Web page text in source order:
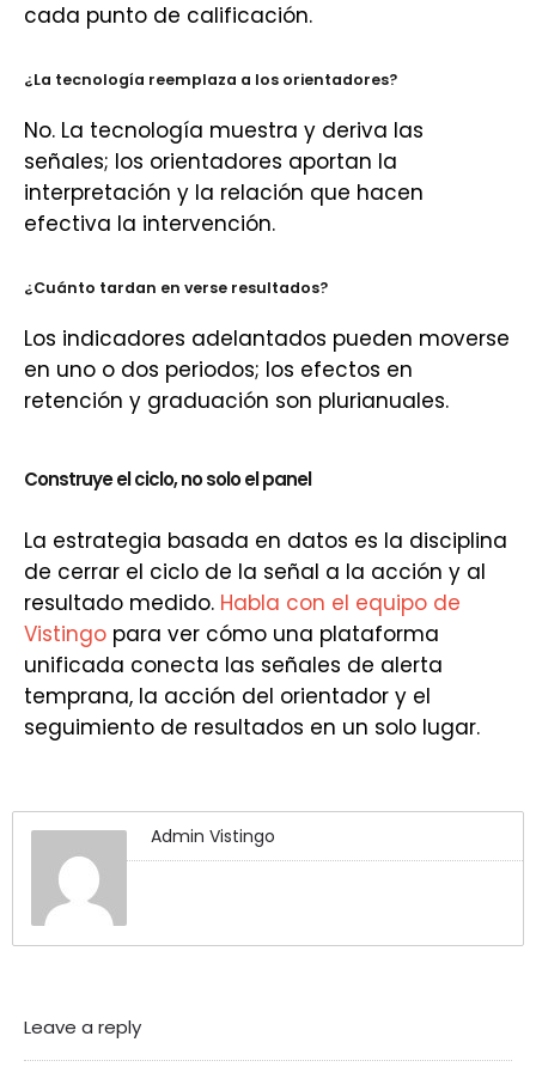
cada punto de calificación.
¿La tecnología reemplaza a los orientadores?
No. La tecnología muestra y deriva las
señales; los orientadores aportan la
interpretación y la relación que hacen
efectiva la intervención.
¿Cuánto tardan en verse resultados?
Los indicadores adelantados pueden moverse
en uno o dos periodos; los efectos en
retención y graduación son plurianuales.
Construye el ciclo, no solo el panel
La estrategia basada en datos es la disciplina
de cerrar el ciclo de la señal a la acción y al
resultado medido. Habla con el equipo de
Vistingo para ver cómo una plataforma
unificada conecta las señales de alerta
temprana, la acción del orientador y el
seguimiento de resultados en un solo lugar.
Admin Vistingo
Leave a reply